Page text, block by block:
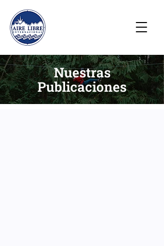
Nuestras
Publicaciones